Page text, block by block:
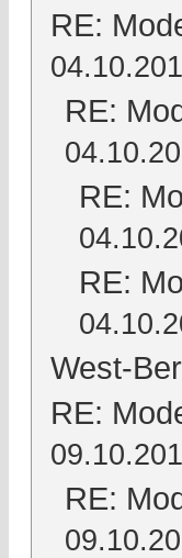
RE:
RE:
RE:
RE:
West-
RE:
RE: